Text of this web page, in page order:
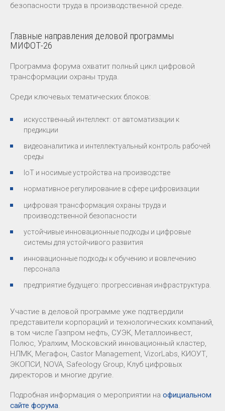
безопасности труда в производственной среде.
Главные направления деловой программы
МИФОТ-26
Программа форума охватит полный цикл цифровой
трансформации охраны труда.
Среди ключевых тематических блоков:
искусственный интеллект: от автоматизации к
предикции
видеоаналитика и интеллектуальный контроль рабочей
среды
IoT и носимые устройства на производстве
нормативное регулирование в сфере цифровизации
цифровая трансформация охраны труда и
производственной безопасности
устойчивые инновационные подходы и цифровые
системы для устойчивого развития
инновационные подходы к обучению и вовлечению
персонала
предприятие будущего: прогрессивная инфраструктура.
Участие в деловой программе уже подтвердили
представители корпораций и технологических компаний,
в том числе Газпром нефть, СУЭК, Металлоинвест,
Полюс, Уралхим, Московский инновационный кластер,
НЛМК, Мегафон, Castor Management, VizorLabs, КИОУТ,
ЭКОПСИ, NOVA, Safeology Group, Клуб цифровых
директоров и многие другие.
Подробная информация о мероприятии на официальном
сайте форума.